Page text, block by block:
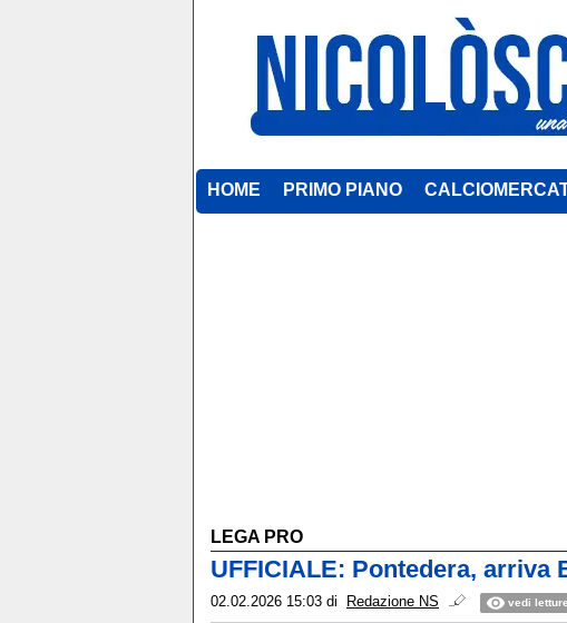
HOME PRIMO PIANO
LEGA PRO
UFFICIALE: Pontedera, arriva
02.02.2026 15:03 di Redazione NS vedi letture